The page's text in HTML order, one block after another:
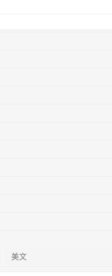
美文